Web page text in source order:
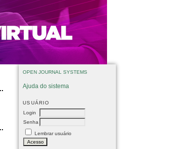
OPEN JOURNAL SYSTEMS
Ajuda do sistema
USUÁRIO
Login
Senha
Lembrar usuário